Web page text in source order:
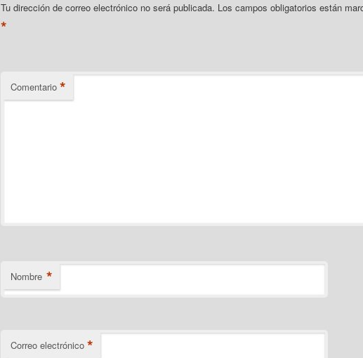
Tu dirección de correo electrónico no será publicada. Los campos obligatorios están
*
Comentario *
Nombre *
Correo electrónico *